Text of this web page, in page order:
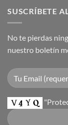
SUSCRÍBETE
No te pierdas
nuestro boletín